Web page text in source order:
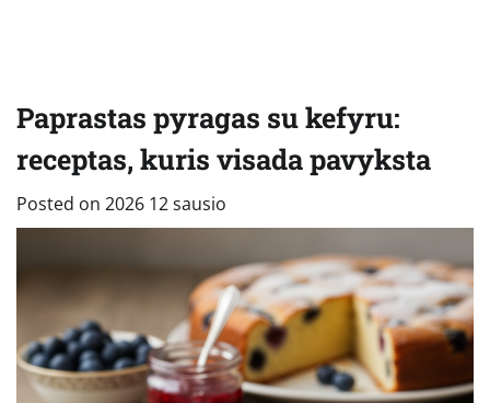
Paprastas pyragas su kefyru:
receptas, kuris visada pavyksta
Posted on 2026 12 sausio